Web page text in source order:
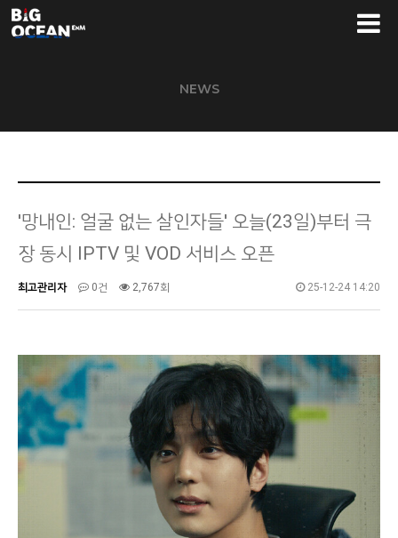
NEWS
'망내인: 얼굴 없는 살인자들' 오늘(23일)부터 극
장 동시 IPTV 및 VOD 서비스 오픈
최고관리자 0건 2,767회 25-12-24 14:20